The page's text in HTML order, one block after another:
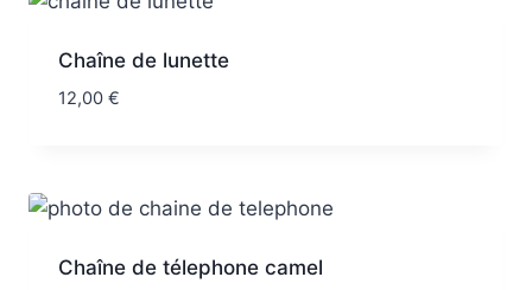
Chaîne de lunette
12,00 €
Chaîne de télephone camel